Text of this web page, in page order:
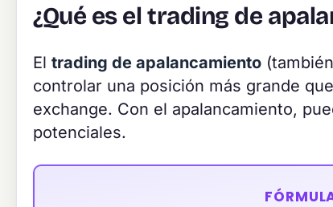
¿Qué es el trading de
El trading de apalancamiento
controlar una posición más grande
exchange. Con el apalancamiento,
potenciales.